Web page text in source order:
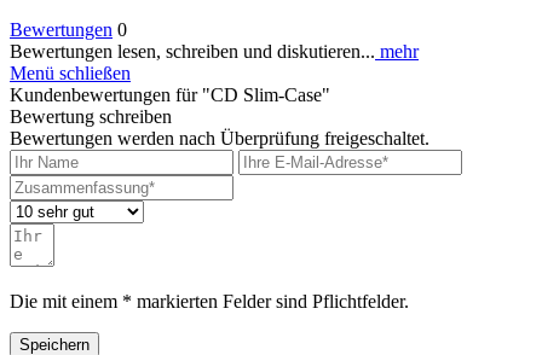
Bewertungen 0
Bewertungen lesen, schreiben und diskutieren... mehr
Menü schließen
Kundenbewertungen für "CD Slim-Case"
Bewertung schreiben
Bewertungen werden nach Überprüfung freigeschaltet.
Die mit einem * markierten Felder sind Pflichtfelder.
Speichern